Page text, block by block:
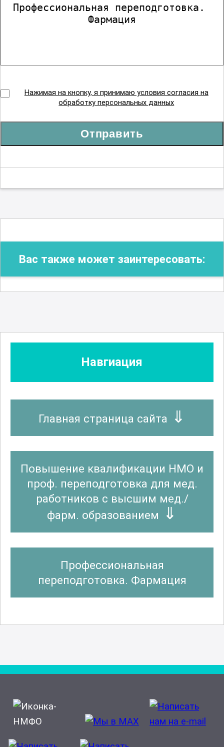
Нажимая на кнопку, я принимаю условия согласия на
обработку персональных данных
Отправить
Вас также может заинтересовать:
Навгиация
Главная страница сайта
Повышение квалификации НМО и
проф. переподготовка для мед.
работников с высшим мед./
фарм. образованием
Профессиональная
переподготовка. Фармация